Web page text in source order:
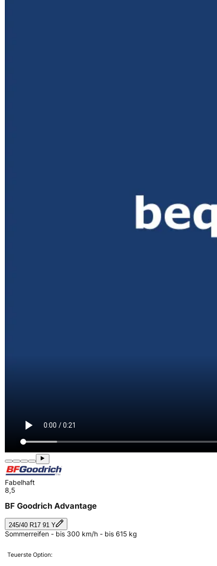
Fabelhaft
8,5
BF Goodrich Advantage
245/40 R17 91 Y
Sommerreifen - bis 300 km/h - bis 615 kg
Teuerste Option: